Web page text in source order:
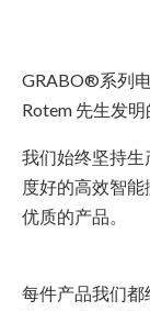
GRABO®系列
Rotem 先生发明
我们始终坚持
度好的高效智
优质的产品。
每件产品我们